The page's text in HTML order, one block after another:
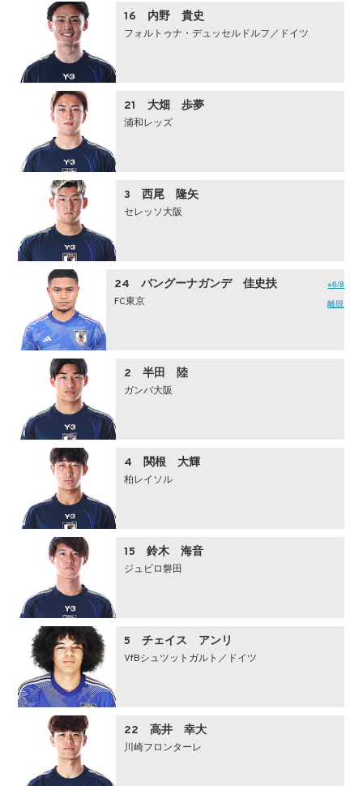
16 内野 貴史
フォルトゥナ・デュッセルドルフ／ドイツ
21 大畑 歩夢
浦和レッズ
3 西尾 隆矢
セレッソ大阪
24 バングーナガンデ 佳史扶
FC東京
※6/8
離脱
2 半田 陸
ガンバ大阪
4 関根 大輝
柏レイソル
15 鈴木 海音
ジュビロ磐田
5 チェイス アンリ
VfBシュツットガルト／ドイツ
22 高井 幸大
川崎フロンターレ